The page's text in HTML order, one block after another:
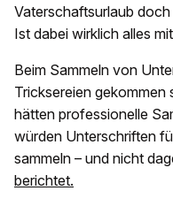
Vaterschaftsurlaub
Ist dabei wirklich alles
Beim Sammeln von
Tricksereien gekommen
hätten professionelle
würden Unterschriften
sammeln – und nicht
berichtet.